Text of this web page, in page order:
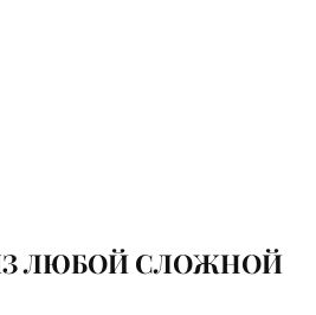
ЛЮБОЙ СЛОЖНОЙ